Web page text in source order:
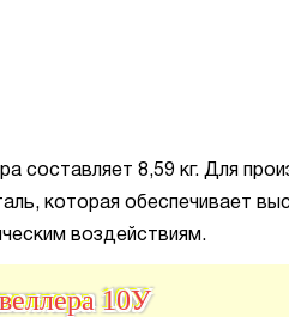
составляет 8,59 кг. Для
которая обеспечивает
воздействиям.
10У